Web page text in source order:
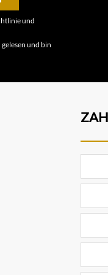
und
gelesen und bin